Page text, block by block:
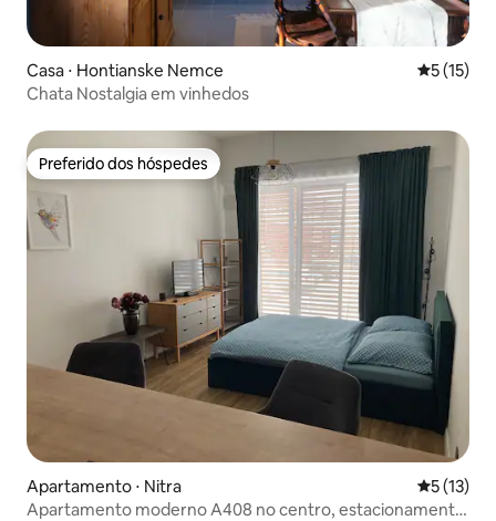
Casa ⋅ Hontianske Nemce 5 de uma
5 (15)
Chata Nostalgia em vinhedos
Preferido dos hóspedes
Preferido dos hóspedes
Apartamento ⋅ Nitra 5 de uma
5 (13)
Apartamento moderno A408 no centro, estacionamento